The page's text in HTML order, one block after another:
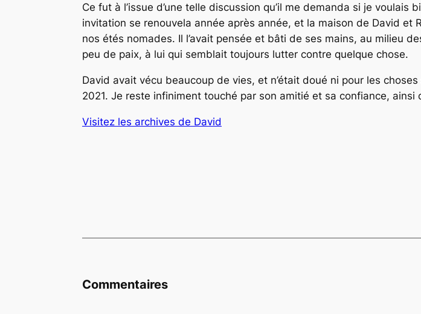
Ce fut à l’issue d’une telle discussion qu’il me demanda si je
invitation se renouvela année après année, et la maison de David et
nos étés nomades. Il l’avait pensée et bâti de ses mains, au milieu
peu de paix, à lui qui semblait toujours lutter contre quelque chose.
David avait vécu beaucoup de vies, et n’était doué ni pour les
2021. Je reste infiniment touché par son amitié et sa confiance, ainsi
Visitez les archives de David
Commentaires